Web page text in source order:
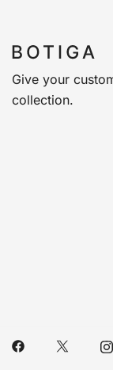
Give your
collection.